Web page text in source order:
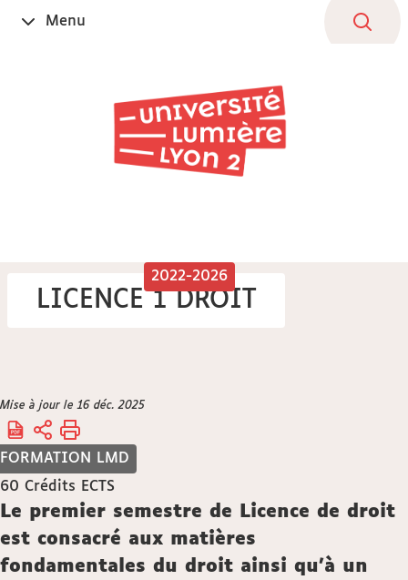
OuvrirMenu
FORMATION LMD
2022-2026
LICENCE 1 DROIT
Vous
êtes
ici :
Accueil
Mise à jour le 16 déc. 2025
60 Crédits ECTS
Description
Le premier semestre de Licence de droit
est consacré aux matières
fondamentales du droit ainsi qu'à un